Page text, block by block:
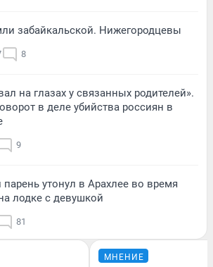
забайкальской. Нижегородцевы
8
на глазах у связанных родителей».
в деле убийства россиян в
9
утонул в Арахлее во время
лодке с девушкой
81
МНЕНИЕ